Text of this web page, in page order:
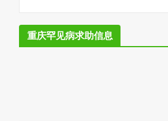
重庆罕见病求助信息